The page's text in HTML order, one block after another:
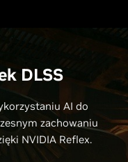
DLSS
AI do
zachowaniu
NVIDIA Reflex.